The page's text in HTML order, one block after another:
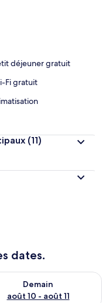
déjeuner gratuit
Fi gratuit
(11)
dates.
9 - août 10
Demain
août 10 - août 11
la disponibilité pour